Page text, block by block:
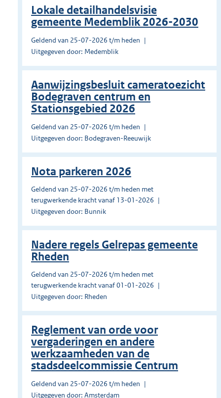
Lokale detailhandelsvisie
gemeente Medemblik 2026-2030
Geldend van 25-07-2026 t/m heden
Uitgegeven door: Medemblik
Aanwijzingsbesluit cameratoezicht
Bodegraven centrum en
Stationsgebied 2026
Geldend van 25-07-2026 t/m heden
Uitgegeven door: Bodegraven-Reeuwijk
Nota parkeren 2026
Geldend van 25-07-2026 t/m heden met
terugwerkende kracht vanaf 13-01-2026
Uitgegeven door: Bunnik
Nadere regels Gelrepas gemeente
Rheden
Geldend van 25-07-2026 t/m heden met
terugwerkende kracht vanaf 01-01-2026
Uitgegeven door: Rheden
Reglement van orde voor
vergaderingen en andere
werkzaamheden van de
stadsdeelcommissie Centrum
Geldend van 25-07-2026 t/m heden
Uitgegeven door: Amsterdam